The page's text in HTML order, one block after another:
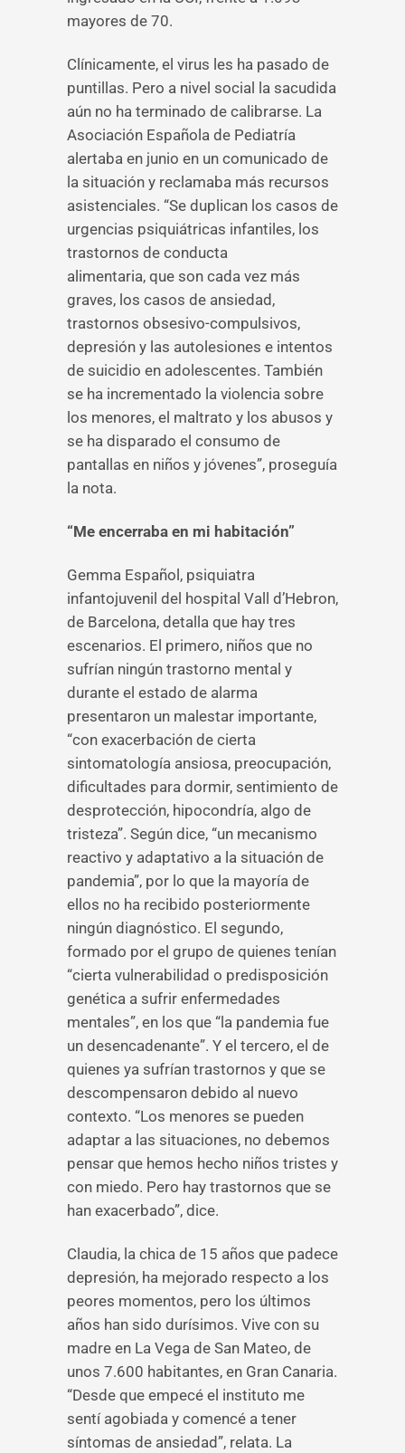
mayores de 70.
Clínicamente, el virus les ha pasado de
puntillas. Pero a nivel social la sacudida
aún no ha terminado de calibrarse. La
Asociación Española de Pediatría
alertaba en junio en un comunicado de
la situación y reclamaba más recursos
asistenciales. “Se duplican los casos de
urgencias psiquiátricas infantiles, los
trastornos de conducta
alimentaria, que son cada vez más
graves, los casos de ansiedad,
trastornos obsesivo-compulsivos,
depresión y las autolesiones e intentos
de suicidio en adolescentes. También
se ha incrementado la violencia sobre
los menores, el maltrato y los abusos y
se ha disparado el consumo de
pantallas en niños y jóvenes”, proseguía
la nota.
“Me encerraba en mi habitación”
Gemma Español, psiquiatra
infantojuvenil del hospital Vall d’Hebron,
de Barcelona, detalla que hay tres
escenarios. El primero, niños que no
sufrían ningún trastorno mental y
durante el estado de alarma
presentaron un malestar importante,
“con exacerbación de cierta
sintomatología ansiosa, preocupación,
dificultades para dormir, sentimiento de
desprotección, hipocondría, algo de
tristeza”. Según dice, “un mecanismo
reactivo y adaptativo a la situación de
pandemia”, por lo que la mayoría de
ellos no ha recibido posteriormente
ningún diagnóstico. El segundo,
formado por el grupo de quienes tenían
“cierta vulnerabilidad o predisposición
genética a sufrir enfermedades
mentales”, en los que “la pandemia fue
un desencadenante”. Y el tercero, el de
quienes ya sufrían trastornos y que se
descompensaron debido al nuevo
contexto. “Los menores se pueden
adaptar a las situaciones, no debemos
pensar que hemos hecho niños tristes y
con miedo. Pero hay trastornos que se
han exacerbado”, dice.
Claudia, la chica de 15 años que padece
depresión, ha mejorado respecto a los
peores momentos, pero los últimos
años han sido durísimos. Vive con su
madre en La Vega de San Mateo, de
unos 7.600 habitantes, en Gran Canaria.
“Desde que empecé el instituto me
sentí agobiada y comencé a tener
síntomas de ansiedad”, relata. La